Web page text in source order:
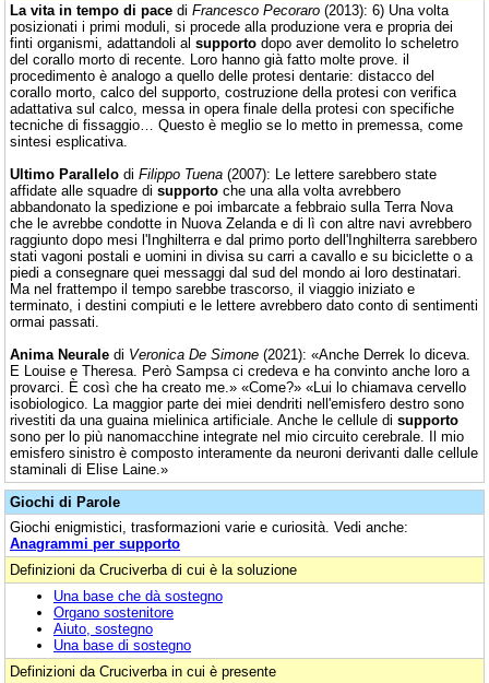
La vita in tempo di pace di Francesco Pecoraro (2013): 6) Una volta
posizionati i primi moduli, si procede alla produzione vera e propria dei
finti organismi, adattandoli al supporto dopo aver demolito lo scheletro
del corallo morto di recente. Loro hanno già fatto molte prove. il
procedimento è analogo a quello delle protesi dentarie: distacco del
corallo morto, calco del supporto, costruzione della protesi con verifica
adattativa sul calco, messa in opera finale della protesi con specifiche
tecniche di fissaggio… Questo è meglio se lo metto in premessa, come
sintesi esplicativa.
Ultimo Parallelo di Filippo Tuena (2007): Le lettere sarebbero state
affidate alle squadre di supporto che una alla volta avrebbero
abbandonato la spedizione e poi imbarcate a febbraio sulla Terra Nova
che le avrebbe condotte in Nuova Zelanda e di lì con altre navi avrebbero
raggiunto dopo mesi l'Inghilterra e dal primo porto dell'Inghilterra sarebbero
stati vagoni postali e uomini in divisa su carri a cavallo e su biciclette o a
piedi a consegnare quei messaggi dal sud del mondo ai loro destinatari.
Ma nel frattempo il tempo sarebbe trascorso, il viaggio iniziato e
terminato, i destini compiuti e le lettere avrebbero dato conto di sentimenti
ormai passati.
Anima Neurale di Veronica De Simone (2021): «Anche Derrek lo diceva.
E Louise e Theresa. Però Sampsa ci credeva e ha convinto anche loro a
provarci. È così che ha creato me.» «Come?» «Lui lo chiamava cervello
isobiologico. La maggior parte dei miei dendriti nell'emisfero destro sono
rivestiti da una guaina mielinica artificiale. Anche le cellule di supporto
sono per lo più nanomacchine integrate nel mio circuito cerebrale. Il mio
emisfero sinistro è composto interamente da neuroni derivanti dalle cellule
staminali di Elise Laine.»
Giochi di Parole
Giochi enigmistici, trasformazioni varie e curiosità. Vedi anche:
Anagrammi per supporto
Definizioni da Cruciverba di cui è la soluzione
Una base che dà sostegno
Organo sostenitore
Aiuto, sostegno
Una base di sostegno
Definizioni da Cruciverba in cui è presente